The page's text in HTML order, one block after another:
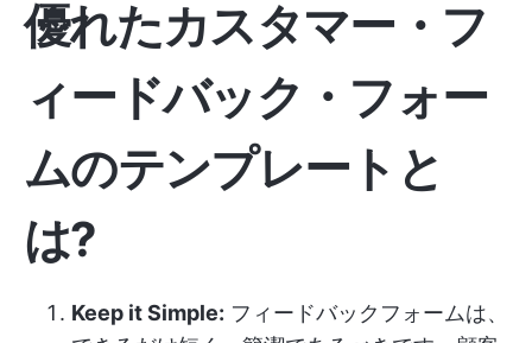
優れたカスタマー・フ
ィードバック・フォー
ムのテンプレートと
は?
Keep it Simple: フィードバックフォームは、